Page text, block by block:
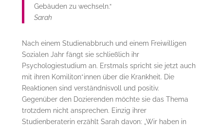
Gebäuden zu wechseln.“
Sarah
Nach einem Studienabbruch und einem Freiwilligen
Sozialen Jahr fängt sie schließlich ihr
Psychologiestudium an. Erstmals spricht sie jetzt auch
mit ihren Komiliton*innen über die Krankheit. Die
Reaktionen sind verständnisvoll und positiv.
Gegenüber den Dozierenden möchte sie das Thema
trotzdem nicht ansprechen. Einzig ihrer
Studienberaterin erzählt Sarah davon: „Wir haben in